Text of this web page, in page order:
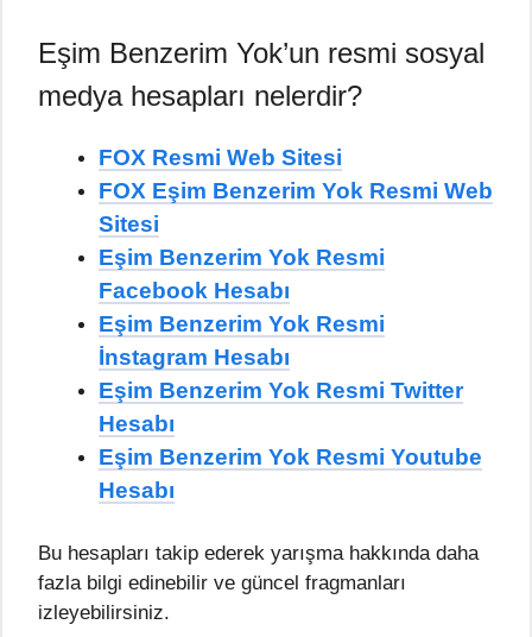
Eşim Benzerim Yok’un resmi sosyal
medya hesapları nelerdir?
FOX Resmi Web Sitesi
FOX Eşim Benzerim Yok Resmi Web
Sitesi
Eşim Benzerim Yok Resmi
Facebook Hesabı
Eşim Benzerim Yok Resmi
İnstagram Hesabı
Eşim Benzerim Yok Resmi Twitter
Hesabı
Eşim Benzerim Yok Resmi Youtube
Hesabı
Bu hesapları takip ederek yarışma hakkında daha
fazla bilgi edinebilir ve güncel fragmanları
izleyebilirsiniz.